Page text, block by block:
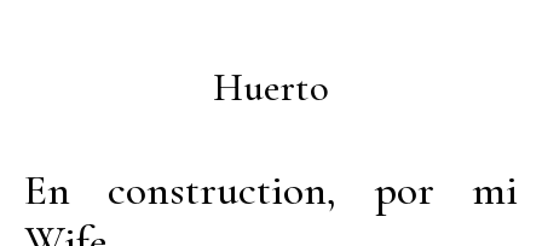
Huerto
En construction, por mi